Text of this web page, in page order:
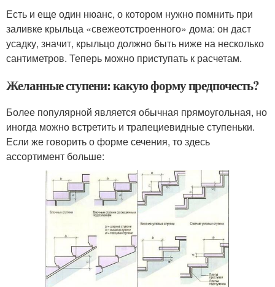
Есть и еще один нюанс, о котором нужно помнить при
заливке крыльца «свежеотстроенного» дома: он даст
усадку, значит, крыльцо должно быть ниже на несколько
сантиметров. Теперь можно приступать к расчетам.
Желанные ступени: какую форму предпочесть?
Более популярной является обычная прямоугольная, но
иногда можно встретить и трапециевидные ступеньки.
Если же говорить о форме сечения, то здесь
ассортимент больше: